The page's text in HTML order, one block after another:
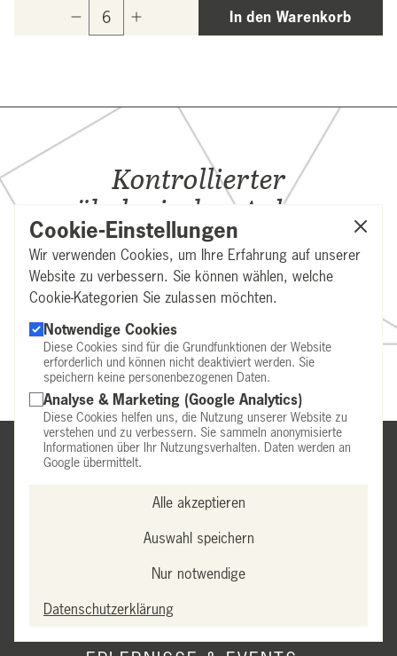
In den Warenkorb
Kontrollierter
ökologischer Anbau
seit 1983
NEWS
ÜBER UNS
HERKUNFT & WEINBERGE
Cookie-Einstellungen
Wir verwenden Cookies, um Ihre Erfahrung auf unserer
Website zu verbessern. Sie können wählen, welche
Cookie-Kategorien Sie zulassen möchten.
Notwendige Cookies
Diese Cookies sind für die Grundfunktionen der Website
erforderlich und können nicht deaktiviert werden. Sie
speichern keine personenbezogenen Daten.
Analyse & Marketing (Google Analytics)
Diese Cookies helfen uns, die Nutzung unserer Website zu
verstehen und zu verbessern. Sie sammeln anonymisierte
Informationen über Ihr Nutzungsverhalten. Daten werden an
Google übermittelt.
Alle akzeptieren
Auswahl speichern
Nur notwendige
Datenschutzerklärung